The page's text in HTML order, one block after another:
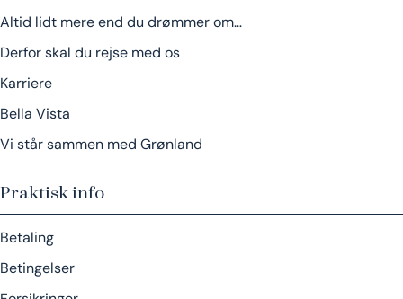
Altid lidt mere end du drømmer om…
Derfor skal du rejse med os
Karriere
Bella Vista
Vi står sammen med Grønland
Praktisk info
Betaling
Betingelser